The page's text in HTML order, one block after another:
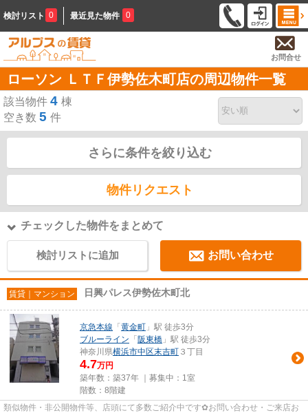
検討リスト 0 最近見た物件 0
お問合せ
ローソン ＬＴＦ伊勢佐木町店の周辺物件一覧
該当物件 4 棟
空き数 5 件
さらに条件を絞り込む
物件リクエスト
チェックした物件をまとめて
検討リストに追加 お問い合わせ
賃貸｜マンション 日興パレス伊勢佐木町北
京急本線 「 黄金町 」駅 徒歩3分
ブルーライン 「 阪東橋 」駅 徒歩3分
神奈川県横浜市中区末吉町 ３丁目
4.7万円
築年数：築37年 ｜募集中： 1室
階数：8階建
類似物件・非公開物件等、店頭にて多数ご紹介中です✿お問い合わせ・ご来店お